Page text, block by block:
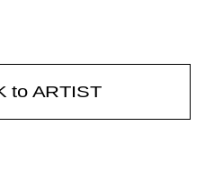
to ARTIST